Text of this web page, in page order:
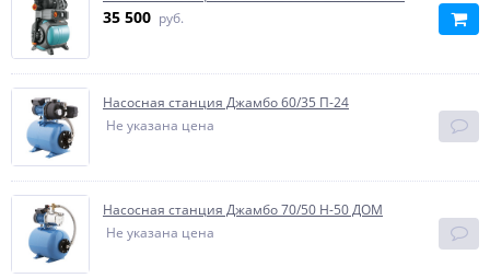
35 500 руб.
Насосная станция Джамбо 60/35 П-24
Не указана цена
Насосная станция Джамбо 70/50 Н-50 ДОМ
Не указана цена